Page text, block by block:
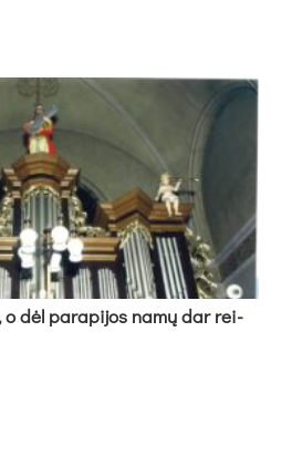
o dėl pa­ra­pi­jos na­mų dar rei­